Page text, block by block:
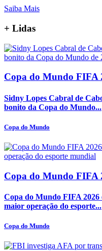
Saiba Mais
+ Lidas
Copa do Mundo FIFA
Sidny Lopes Cabral de
bonito da Copa do Mundo...
Copa do Mundo
Copa do Mundo FIFA
Copa do Mundo FIFA 2026
maior operação do esporte...
Copa do Mundo